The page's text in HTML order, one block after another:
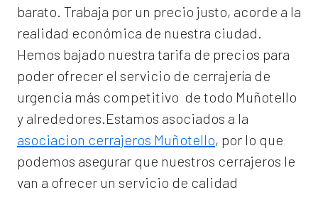
barato. Trabaja por un precio justo, acorde a la
realidad económica de nuestra ciudad.
Hemos bajado nuestra tarifa de precios para
poder ofrecer el servicio de cerrajería de
urgencia más competitivo de todo Muñotello
y alrededores.Estamos asociados a la
asociacion cerrajeros Muñotello, por lo que
podemos asegurar que nuestros cerrajeros le
van a ofrecer un servicio de calidad